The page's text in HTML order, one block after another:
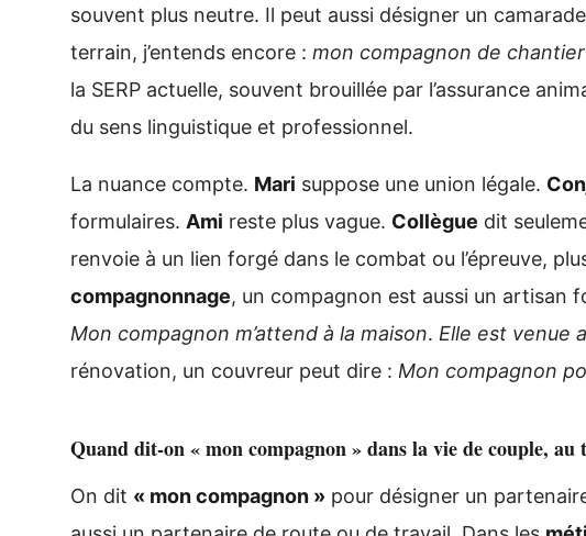
souvent plus neutre. Il peut aussi désigner un
terrain, j’entends encore : mon compagnon de chantier
la SERP actuelle, souvent brouillée par l’assurance
du sens linguistique et professionnel.
La nuance compte. Mari suppose une union légale.
formulaires. Ami reste plus vague. Collègue dit
renvoie à un lien forgé dans le combat ou l’épreuve,
compagnonnage, un compagnon est aussi un artisan
Mon compagnon m’attend à la maison. Elle est venue
rénovation, un couvreur peut dire : Mon compagnon
Quand dit-on « mon compagnon » dans la vie de couple,
On dit « mon compagnon » pour désigner un